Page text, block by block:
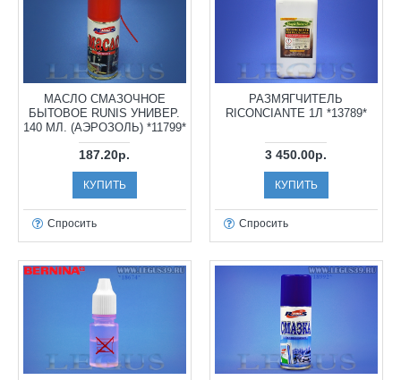
МАСЛО СМАЗОЧНОЕ
БЫТОВОЕ RUNIS УНИВЕР.
140 МЛ. (АЭРОЗОЛЬ) *11799*
187.20р.
КУПИТЬ
Спросить
РАЗМЯГЧИТЕЛЬ
RICONCIANTE 1Л *13789*
3 450.00р.
КУПИТЬ
Спросить